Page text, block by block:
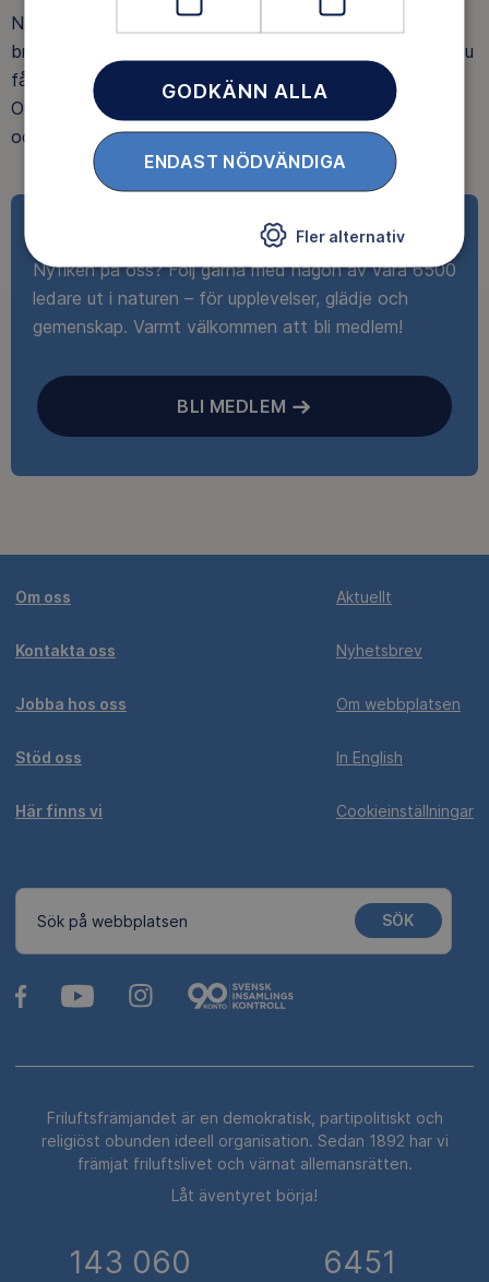
När du blir medlem får du Magasin Friluftsliv i din
brevlåda, med tips, tester och inspirerande reportage. Du
får också fina rabatter, som upp till 25% rabatt på
Outnorth och 20 % rabatt på utvalda boenden och ski-
och spårpass hos Idre Fjäll.
Nyfiken på oss? Följ gärna med någon av våra 6500
ledare ut i naturen – för upplevelser, glädje och
gemenskap. Varmt välkommen att bli medlem!
BLI MEDLEM
Om oss
Kontakta oss
Jobba hos oss
Stöd oss
Här finns vi
Aktuellt
Nyhetsbrev
Om webbplatsen
In English
Cookieinställningar
Sök på webbplatsen SÖK
Friluftsfrämjandet är en demokratisk, partipolitiskt och
religiöst obunden ideell organisation. Sedan 1892 har vi
främjat friluftslivet och värnat allemansrätten.
Låt äventyret börja!
143 060 6451
GODKÄNN ALLA
ENDAST NÖDVÄNDIGA
Fler alternativ